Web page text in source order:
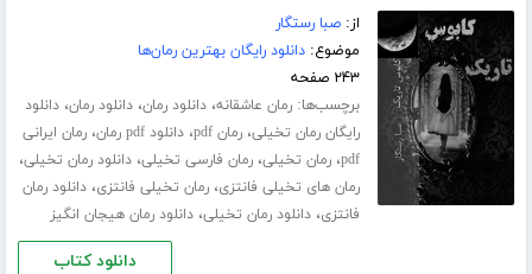
از:صبا رستگار
موضوع:دانلود رایگان بهترین رمان‌ها
۲۴۳ صفحه
برچسب‌ها:رمان عاشقانه،دانلود رمان،دانلود رمان،دانلود
رایگان رمان تخیلی،رمان pdf ،دانلود pdf رمان ،رمان ایرانی
pdf،رمان تخیلی،رمان فارسی تخیلی،دانلود رمان تخیلی،
رمان های تخیلی فانتزی،رمان تخیلی فانتزی،دانلود رمان
فانتزی،دانلود رمان تخیلی،دانلود رمان هیجان انگیز
دانلود کتاب